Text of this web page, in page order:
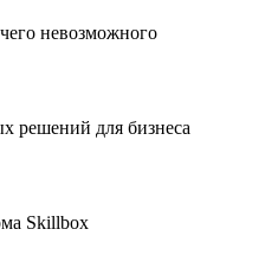
невозможного
решений для бизнеса
Skillbox